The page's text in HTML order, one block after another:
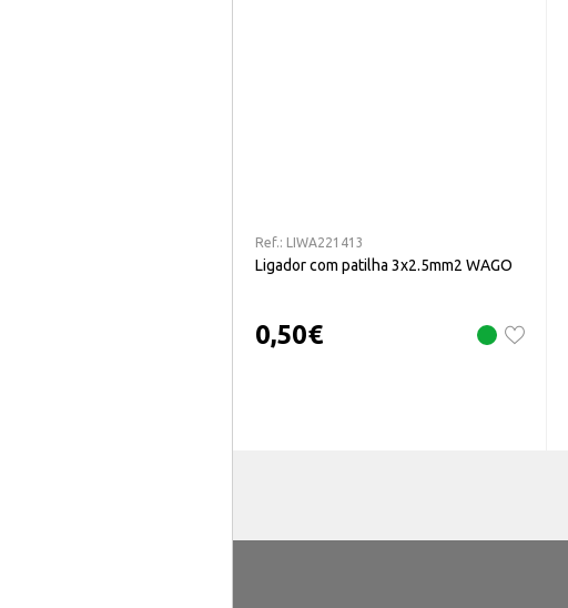
Ref.: LIWA221413
Ligador com patilha 3x2.5mm2 WAGO
0,50€